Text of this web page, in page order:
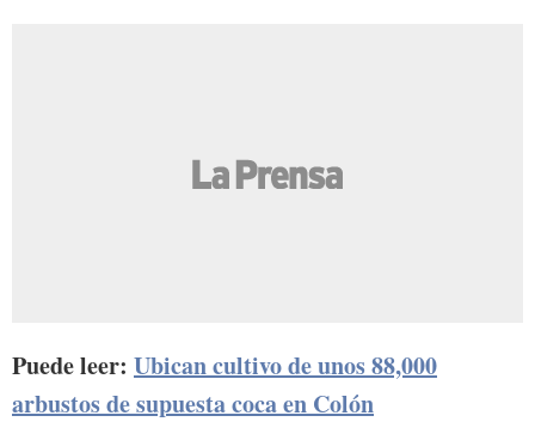
Puede leer: Ubican cultivo de unos 88,000
arbustos de supuesta coca en Colón